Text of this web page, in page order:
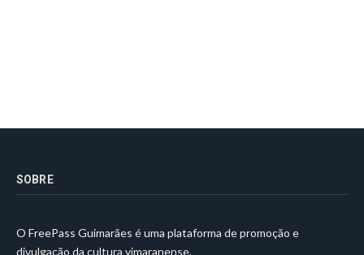
SOBRE
O FreePass Guimarães é uma plataforma de promoção e
divulgação da cultura vimaranense.